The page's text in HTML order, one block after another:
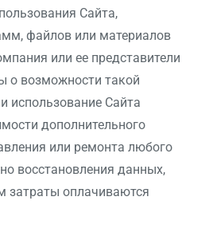
Сайта,
файлов или материалов
или ее представители
о возможности такой
использование Сайта
дополнительного
или ремонта любого
восстановления данных,
затраты оплачиваются